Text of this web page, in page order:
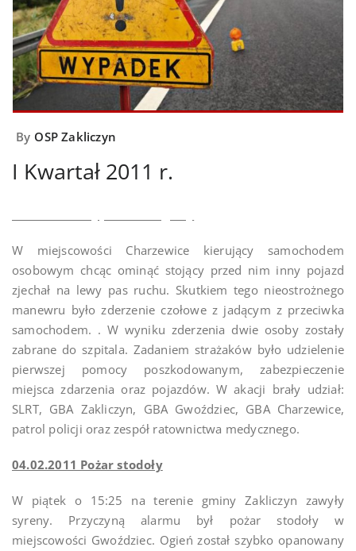
By OSP Zakliczyn
I Kwartał 2011 r.
W miejscowości Charzewice kierujący samochodem
osobowym chcąc ominąć stojący przed nim inny pojazd
zjechał na lewy pas ruchu. Skutkiem tego nieostrożnego
manewru było zderzenie czołowe z jadącym z przeciwka
samochodem. . W wyniku zderzenia dwie osoby zostały
zabrane do szpitala. Zadaniem strażaków było udzielenie
pierwszej pomocy poszkodowanym, zabezpieczenie
miejsca zdarzenia oraz pojazdów. W akacji brały udział:
SLRT, GBA Zakliczyn, GBA Gwoździec, GBA Charzewice,
patrol policji oraz zespół ratownictwa medycznego.
04.02.2011 Pożar stodoły
W piątek o 15:25 na terenie gminy Zakliczyn zawyły
syreny. Przyczyną alarmu był pożar stodoły w
miejscowości Gwoździec. Ogień został szybko opanowany